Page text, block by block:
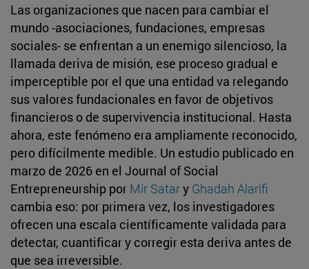
Las organizaciones que nacen para cambiar el
mundo -asociaciones, fundaciones, empresas
sociales- se enfrentan a un enemigo silencioso, la
llamada deriva de misión, ese proceso gradual e
imperceptible por el que una entidad va relegando
sus valores fundacionales en favor de objetivos
financieros o de supervivencia institucional. Hasta
ahora, este fenómeno era ampliamente reconocido,
pero difícilmente medible. Un estudio publicado en
marzo de 2026 en el Journal of Social
Entrepreneurship por Mir Satary Ghadah Alarifi
cambia eso: por primera vez, los investigadores
ofrecen una escala científicamente validada para
detectar, cuantificar y corregir esta deriva antes de
que sea irreversible.